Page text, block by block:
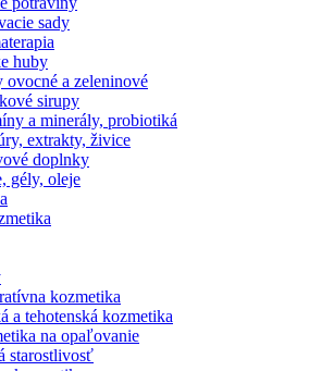
sady
huby
ovocné a zeleninové
sirupy
a minerály, probiotiká
extrakty, živice
doplnky
gély, oleje
kozmetika
a tehotenská kozmetika
na opaľovanie
starostlivosť